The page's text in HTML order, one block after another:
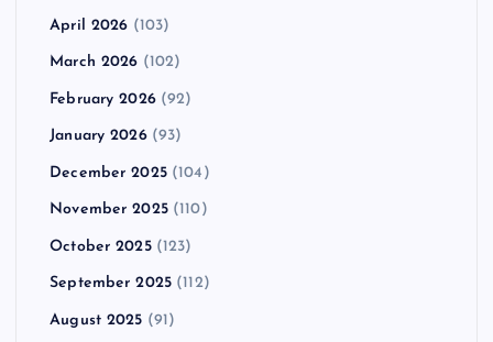
April 2026 (103)
March 2026 (102)
February 2026(92)
January 2026(93)
December 2025(104)
November 2025(110)
October 2025(123)
September 2025 (112)
August 2025 (91)